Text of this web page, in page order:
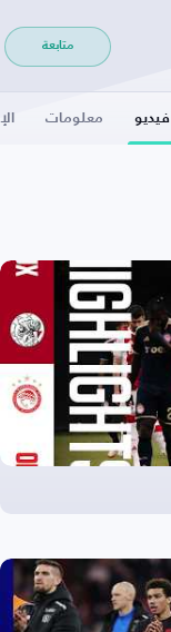
متابعة
فيديو معلومات